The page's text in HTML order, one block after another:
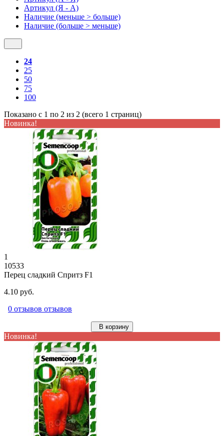
Артикул (Я - А)
Наличие (меньше > больше)
Наличие (больше > меньше)
24
25
50
75
100
Показано с 1 по 2 из 2 (всего 1 страниц)
Новинка!
1
10533
Перец сладкий Спритз F1
4.10 руб.
0 отзывов отзывов
В корзину
Новинка!